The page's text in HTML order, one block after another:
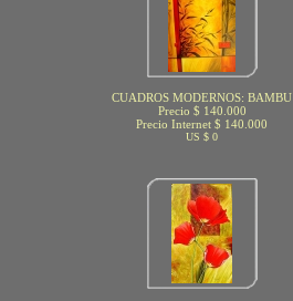
CUADROS MODERNOS: BAMBU
Precio $ 140.000
Precio Internet $ 140.000
US $ 0